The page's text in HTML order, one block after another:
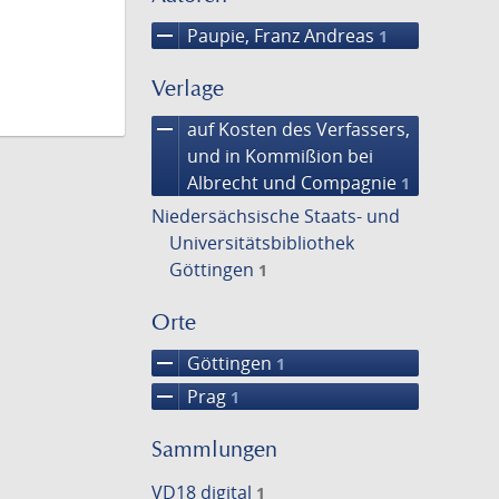
remove Paupie, Franz Andreas 1
Verlage
remove auf Kosten des Verfassers,
und in Kommißion bei
Albrecht und Compagnie 1
Niedersächsische Staats- und
Universitätsbibliothek
Göttingen 1
Orte
remove Göttingen 1
remove Prag 1
Sammlungen
VD18 digital 1